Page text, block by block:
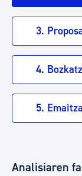
3.
4.
5.
Analisiaren